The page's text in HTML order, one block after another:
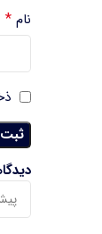
نام *